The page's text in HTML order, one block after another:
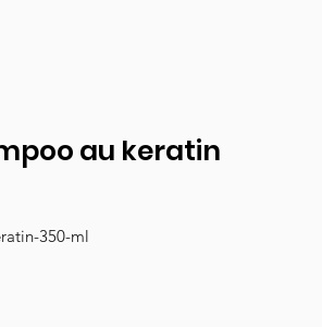
au keratin
350-ml